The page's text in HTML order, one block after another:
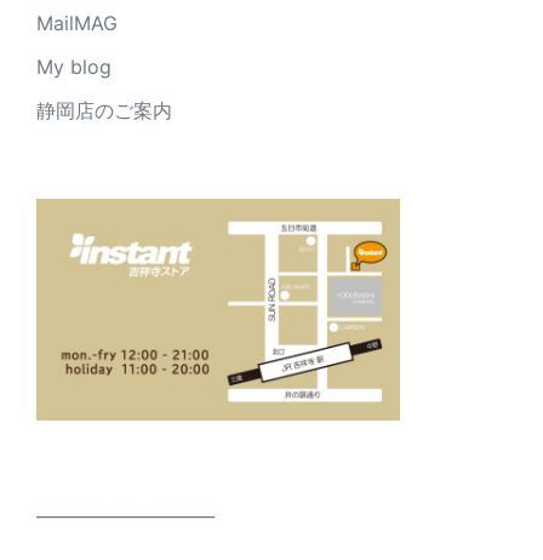
MailMAG
My blog
静岡店のご案内